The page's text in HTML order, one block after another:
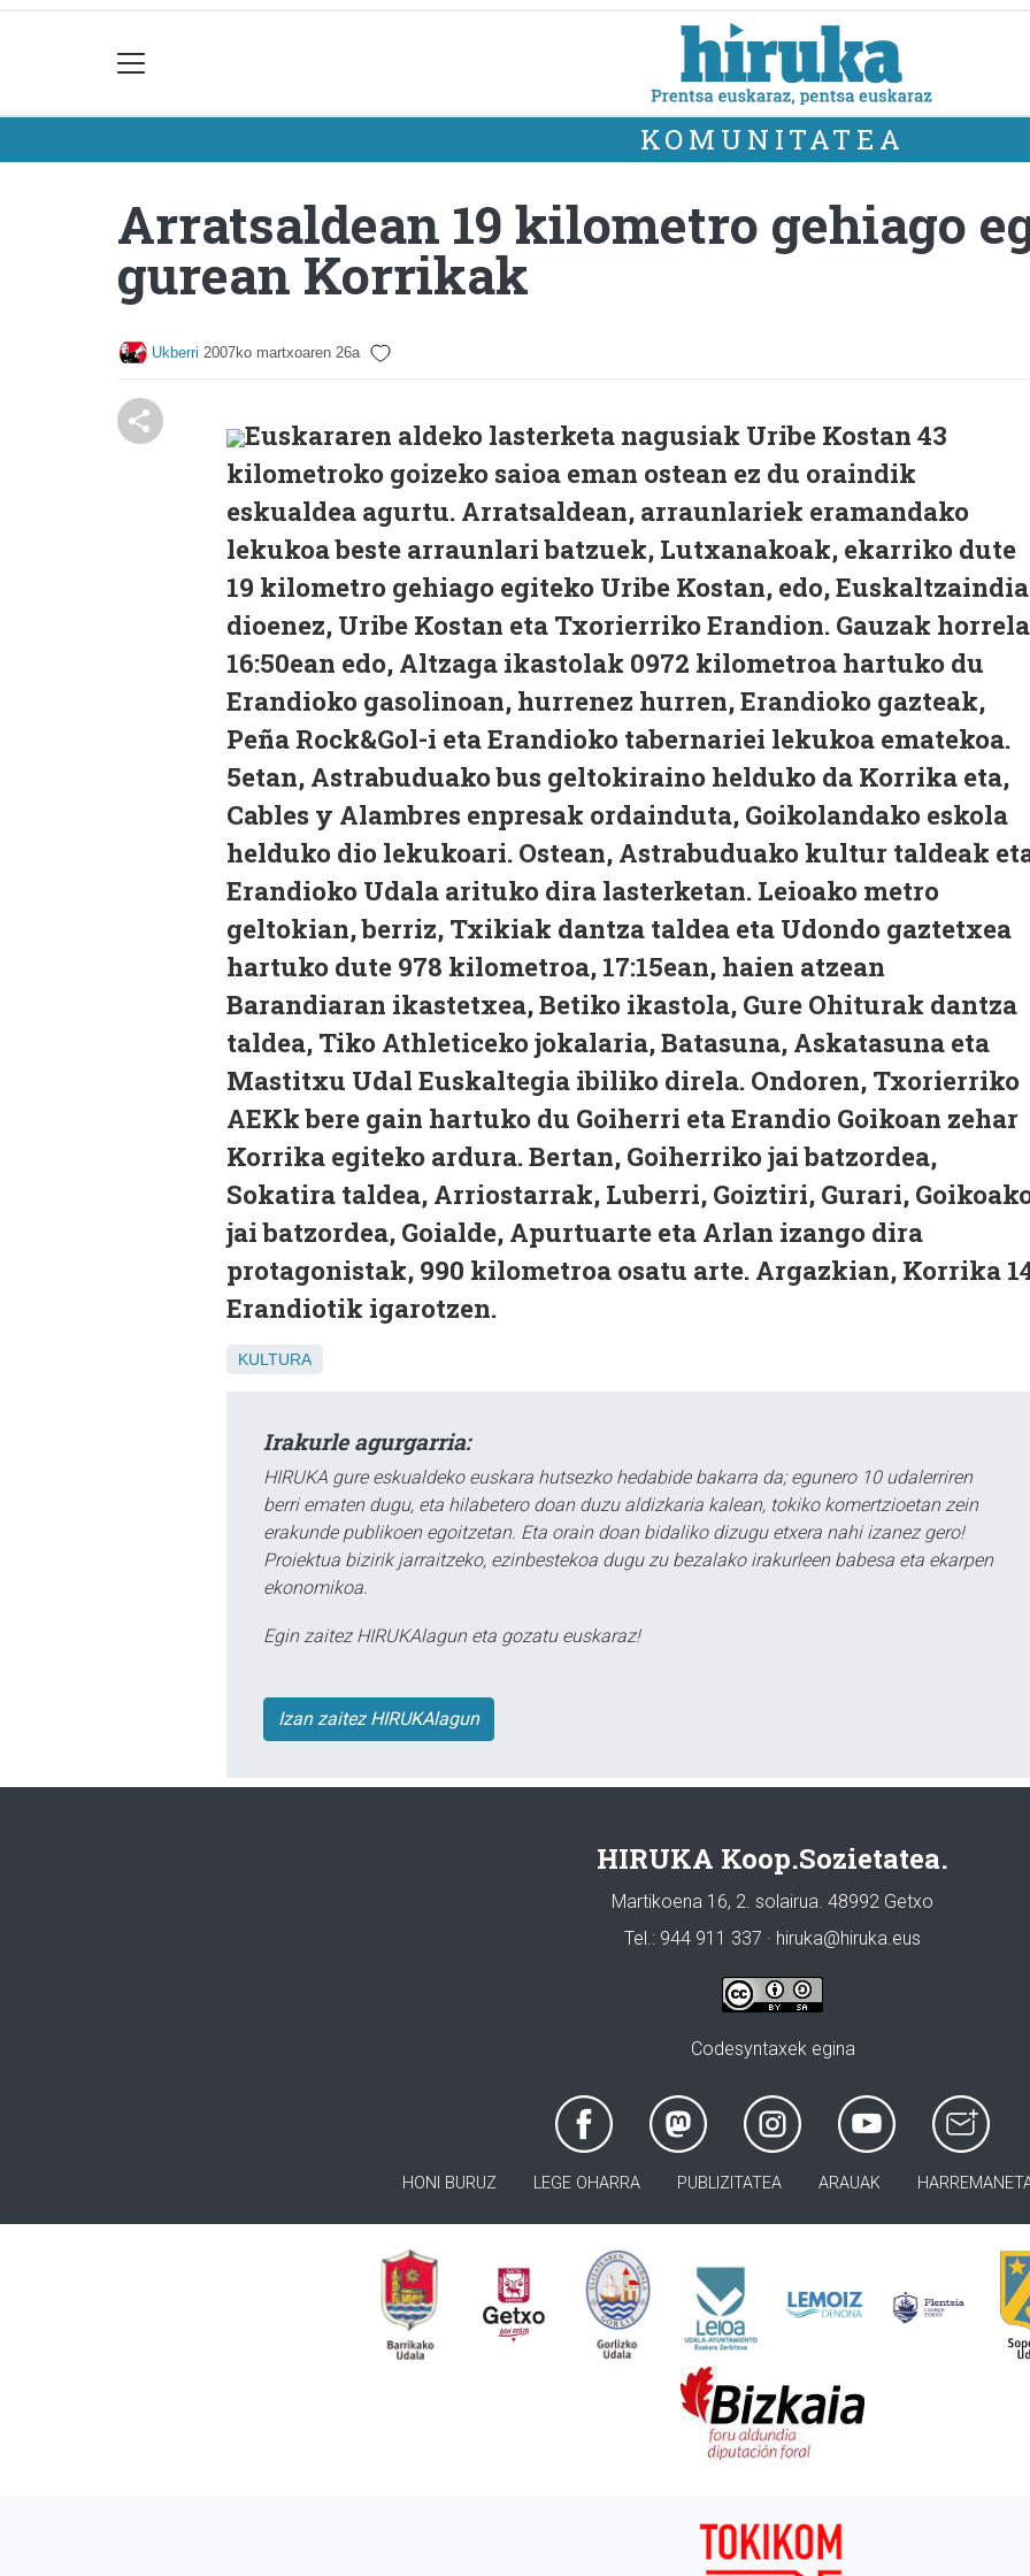
KOMUNITATEA
Arratsaldean 19 kilometro gehiago
gurean Korrikak
Ukberri 2007ko martxoaren 26a
Euskararen aldeko lasterketa nagusiak Uribe Kostan 43
kilometroko goizeko saioa eman ostean ez du oraindik
eskualdea agurtu. Arratsaldean, arraunlariek eramandako
lekukoa beste arraunlari batzuek, Lutxanakoak, ekarriko dute
19 kilometro gehiago egiteko Uribe Kostan, edo,
dioenez, Uribe Kostan eta Txorierriko Erandion. Gauzak
16:50ean edo, Altzaga ikastolak 0972 kilometroa hartuko du
Erandioko gasolinoan, hurrenez hurren, Erandioko gazteak,
Peña Rock&Gol-i eta Erandioko tabernariei lekukoa ematekoa.
5etan, Astrabuduako bus geltokiraino helduko da Korrika eta,
Cables y Alambres enpresak ordainduta, Goikolandako eskola
helduko dio lekukoari. Ostean, Astrabuduako kultur taldeak
Erandioko Udala arituko dira lasterketan. Leioako metro
geltokian, berriz, Txikiak dantza taldea eta Udondo gaztetxea
hartuko dute 978 kilometroa, 17:15ean, haien atzean
Barandiaran ikastetxea, Betiko ikastola, Gure Ohiturak dantza
taldea, Tiko Athleticeko jokalaria, Batasuna, Askatasuna eta
Mastitxu Udal Euskaltegia ibiliko direla. Ondoren, Txorierriko
AEKk bere gain hartuko du Goiherri eta Erandio Goikoan zehar
Korrika egiteko ardura. Bertan, Goiherriko jai batzordea,
Sokatira taldea, Arriostarrak, Luberri, Goiztiri, Gurari,
jai batzordea, Goialde, Apurtuarte eta Arlan izango dira
protagonistak, 990 kilometroa osatu arte. Argazkian, Korrika
Erandiotik igarotzen.
KULTURA
Irakurle agurgarria:
HIRUKA gure eskualdeko euskara hutsezko hedabide bakarra da; egunero 10 udalerriren
berri ematen dugu, eta hilabetero doan duzu aldizkaria kalean, tokiko komertzioetan zein
erakunde publikoen egoitzetan. Eta orain doan bidaliko dizugu etxera nahi izanez gero!
Proiektua bizirik jarraitzeko, ezinbestekoa dugu zu bezalako irakurleen babesa eta ekarpen
ekonomikoa.
Egin zaitez HIRUKAlagun eta gozatu euskaraz!
Izan zaitez HIRUKAlagun
HIRUKA Koop.Sozietatea.
Martikoena 16, 2. solairua. 48992 Getxo
Tel.: 944 911 337 · hiruka@hiruka.eus
Codesyntaxek egina
HONI BURUZ LEGE OHARRA PUBLIZITATEA ARAUAK